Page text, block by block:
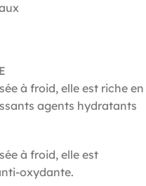
à froid, elle est riche en
agents hydratants
à froid, elle est
oxydante.